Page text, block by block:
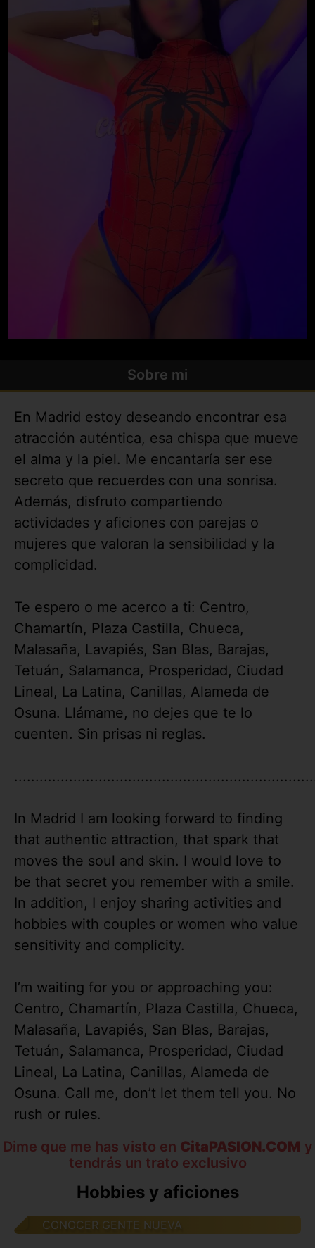
Sobre mi
En Madrid estoy deseando encontrar esa
atracción auténtica, esa chispa que mueve
el alma y la piel. Me encantaría ser ese
secreto que recuerdes con una sonrisa.
Además, disfruto compartiendo
actividades y aficiones con parejas o
mujeres que valoran la sensibilidad y la
complicidad.
Te espero o me acerco a ti: Centro,
Chamartín, Plaza Castilla, Chueca,
Malasaña, Lavapiés, San Blas, Barajas,
Tetuán, Salamanca, Prosperidad, Ciudad
Lineal, La Latina, Canillas, Alameda de
Osuna. Llámame, no dejes que te lo
cuenten. Sin prisas ni reglas.
In Madrid I am looking forward to finding
that authentic attraction, that spark that
moves the soul and skin. I would love to
be that secret you remember with a smile.
In addition, I enjoy sharing activities and
hobbies with couples or women who value
sensitivity and complicity.
I’m waiting for you or approaching you:
Centro, Chamartín, Plaza Castilla, Chueca,
Malasaña, Lavapiés, San Blas, Barajas,
Tetuán, Salamanca, Prosperidad, Ciudad
Lineal, La Latina, Canillas, Alameda de
Osuna. Call me, don’t let them tell you. No
rush or rules.
Dime que me has visto en CitaPASION.COM y
tendrás un trato exclusivo
Hobbies y aficiones
CONOCER GENTE NUEVA